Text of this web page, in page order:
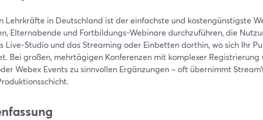
Lehrkräfte in Deutschland ist der einfachste und kostengünstigste
Elternabende und Fortbildungs-Webinare durchzuführen, die
Live-Studio und das Streaming oder Einbetten dorthin, wo sich Ihr
Bei großen, mehrtägigen Konferenzen mit komplexer Registrierung
Webex Events zu sinnvollen Ergänzungen – oft übernimmt